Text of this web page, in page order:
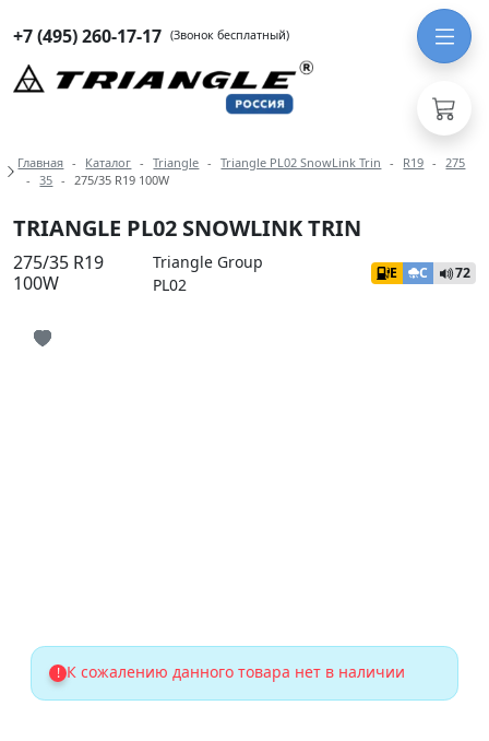
+7 (495) 260-17-17 (Звонок бесплатный)
Навигация по разделам модели
Главная Каталог Triangle Triangle PL02 SnowLink Trin R19
275
35
275/35 R19 100W
TRIANGLE PL02 SNOWLINK TRIN
275/35 R19
100W
Triangle Group
PL02
E C 72
! К сожалению данного товара нет в наличии